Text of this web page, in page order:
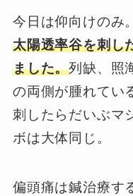
今日は仰向けのみ。
太陽透率谷を刺し
ました。列缺、照
の両側が腫れてい
刺したらだいぶマ
ボは大体同じ。
偏頭痛は鍼治療す